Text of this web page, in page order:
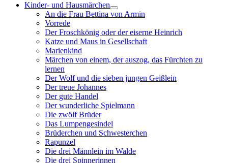
Kinder- und Hausmärchen
An die Frau Bettina von Armin
Vorrede
Der Froschkönig oder der eiserne Heinrich
Katze und Maus in Gesellschaft
Marienkind
Märchen von einem, der auszog, das Fürchten zu
lernen
Der Wolf und die sieben jungen Geißlein
Der treue Johannes
Der gute Handel
Der wunderliche Spielmann
Die zwölf Brüder
Das Lumpengesindel
Brüderchen und Schwesterchen
Rapunzel
Die drei Männlein im Walde
Die drei Spinnerinnen